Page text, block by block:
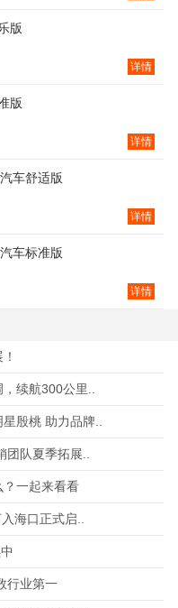
版
详情
版
详情
车舒适版
详情
车标准版
详情
续航300公里..
殷桃 助力品牌..
队夏季拓展..
一起来看看
海口正式启..
行业第一